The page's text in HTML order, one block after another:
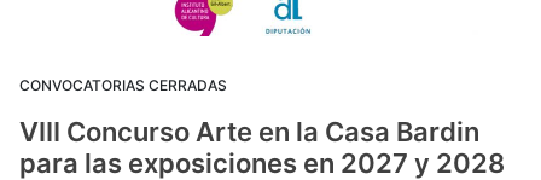
CONVOCATORIAS CERRADAS
VIII Concurso Arte en la Casa Bardin
para las exposiciones en 2027 y 2028